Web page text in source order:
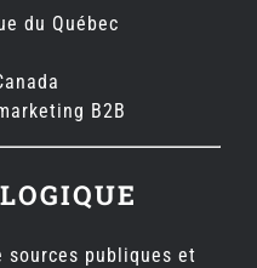
du Québec
B2B
sources publiques et